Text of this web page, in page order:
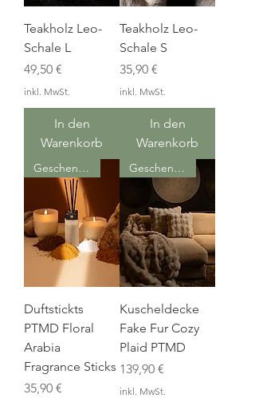
Teakholz Leo-
Schale L
Preis
49,50 €
inkl. MwSt.
In den
Warenkorb
Teakholz Leo-
Schale S
Preis
35,90 €
inkl. MwSt.
In den
Warenkorb
Geschenkidee
Duftstickts
PTMD Floral
Arabia
Fragrance Sticks
Preis
35,90 €
Geschenkidee
Kuscheldecke
Fake Fur Cozy
Plaid PTMD
Preis
139,90 €
inkl. MwSt.